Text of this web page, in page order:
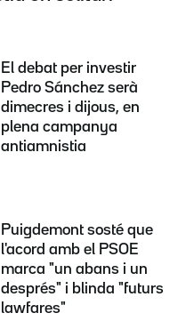
El debat per investir
Pedro Sánchez serà
dimecres i dijous, en
plena campanya
antiamnistia
Puigdemont sosté que
l'acord amb el PSOE
marca "un abans i un
després" i blinda "futurs
lawfares"